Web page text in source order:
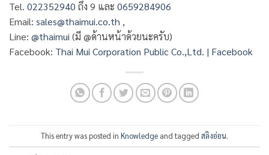
Tel. 022352940 ถึง 9 และ 0659284906
Email: sales@thaimui.co.th ,
Line: @thaimui (มี @ด้านหน้าด้วยนะครับ)
Facebook: Thai Mui Corporation Public Co.,Ltd. | Facebook
This entry was posted in Knowledge and tagged สลิงอ่อน.